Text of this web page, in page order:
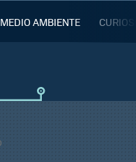
MEDIO AMBIENTE